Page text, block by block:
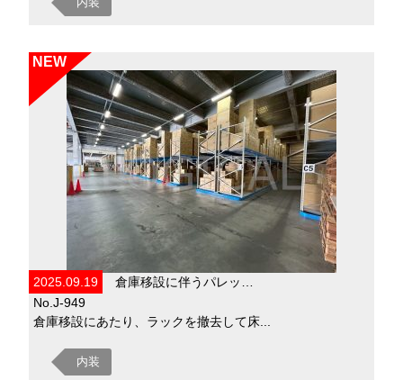
NEW
2025.09.19
倉庫移設に伴うパレッ…
No.J-949
倉庫移設にあたり、ラックを撤去して床...
内装